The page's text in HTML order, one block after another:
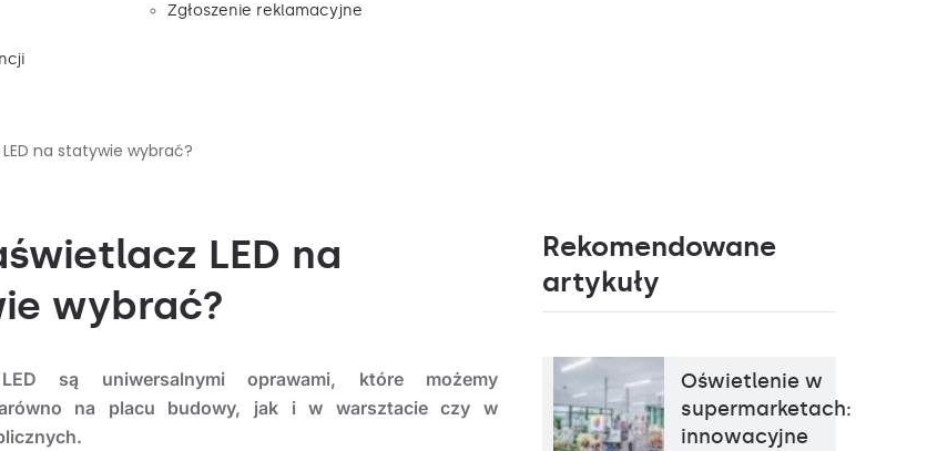
Zgłoszenie reklamacyjne
na statywie wybrać?
LED na
wybrać?
LED są uniwersalnymi oprawami, które możemy
na placu budowy, jak i w warsztacie czy w
Rekomendowane
artykuły
Oświetlenie w
supermarketach:
innowacyjne